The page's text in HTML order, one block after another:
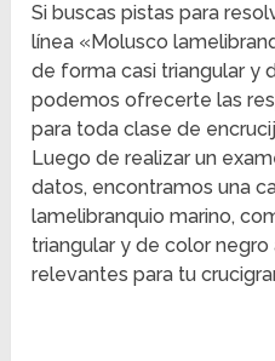
Si buscas pistas para
línea «Molusco
de forma casi triangular y
podemos ofrecerte las
para toda clase de
Luego de realizar un
datos, encontramos una
lamelibranquio marino,
triangular y de color
relevantes para tu